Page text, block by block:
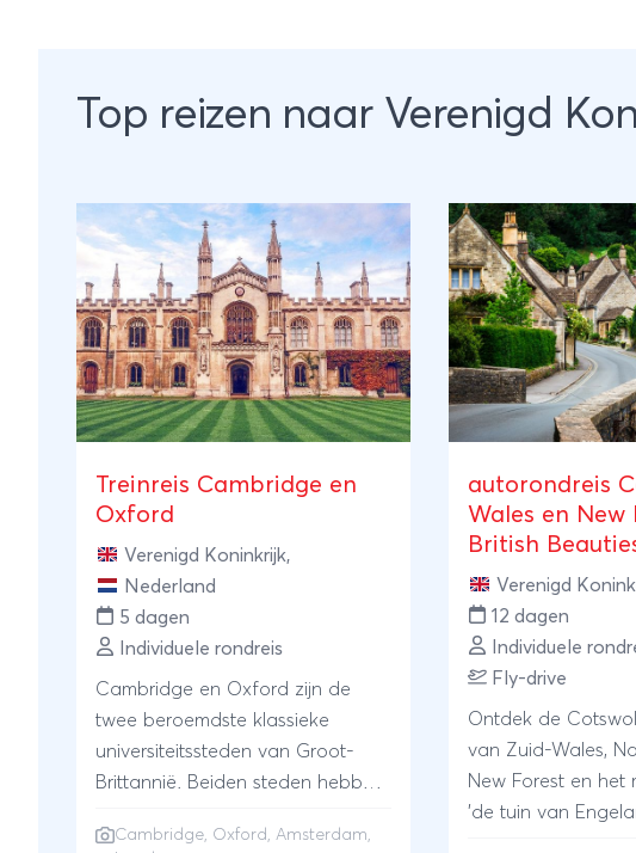
Top reizen naar Verenigd
Treinreis Cambridge en
Oxford
Verenigd Koninkrijk,
Nederland
5 dagen
Individuele rondreis
Cambridge en Oxford zijn de
twee beroemdste klassieke
universiteitssteden van Groot-
Brittannië. Beiden steden hebben
universiteit waar grote namen
Cambridge, Oxford, Amsterdam,
autorondreis
Wales en New
British
Verenigd
12 dagen
Individuele
Fly-drive
Ontdek de
van Zuid-Wales,
New Forest en het
'de tuin van